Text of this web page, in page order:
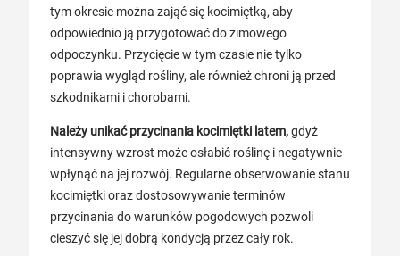
tym okresie można zająć się kocimiętką, aby
odpowiednio ją przygotować do zimowego
odpoczynku. Przycięcie w tym czasie nie tylko
poprawia wygląd rośliny, ale również chroni ją przed
szkodnikami i chorobami.
Należy unikać przycinania kocimiętki latem,gdyż
intensywny wzrost może osłabić roślinę i negatywnie
wpłynąć na jej rozwój. Regularne obserwowanie stanu
kocimiętki oraz dostosowywanie terminów
przycinania do warunków pogodowych pozwoli
cieszyć się jej dobrą kondycją przez cały rok.